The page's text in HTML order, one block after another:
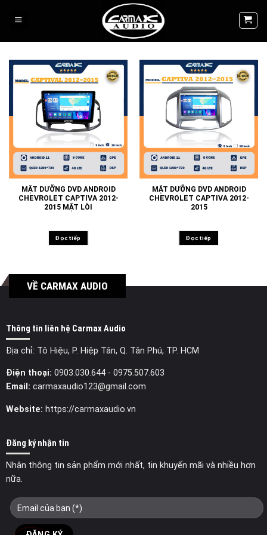
MẶT DƯỠNG DVD ANDROID
CHEVROLET CAPTIVA 2012-
2015 MẶT LÒI
Đọc tiếp
MẶT DƯỠNG DVD ANDROID
CHEVROLET CAPTIVA 2012-
2015
Đọc tiếp
VỀ CARMAX AUDIO
Thông tin liên hệ Carmax Audio
Địa chỉ: Tô Hiệu, P. Hiệp Tân, Q. Tân Phú, TP. HCM
Điện thoại: 0903.030.644- 0975.507.603
Email: carmaxaudio123@gmail.com
Website: https://carmaxaudio.vn
Đăng ký nhận tin
Nhận thông tin sản phẩm mới nhất, tin khuyến mãi và nhiều hơn
nữa.